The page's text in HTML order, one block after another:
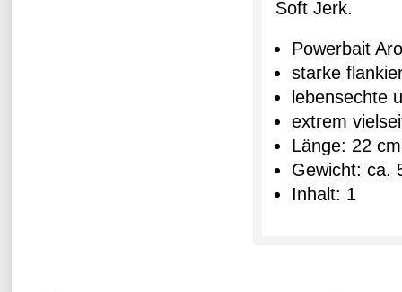
Soft Jerk.
Powerbait
starke
lebensechte
extrem
Länge: 22 cm
Gewicht: ca.
Inhalt: 1